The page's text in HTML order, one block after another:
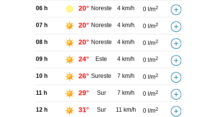
06 h 20° Noreste 4 km/h 0 l/m2
07 h 20° Noreste 4 km/h 0 l/m2
08 h 20° Noreste 4 km/h 0 l/m2
09 h 24° Este 4 km/h 0 l/m2
10 h 26° Sureste 7 km/h 0 l/m2
11 h 29° Sur 7 km/h 0 l/m2
12 h 31° Sur 11 km/h 0 l/m2